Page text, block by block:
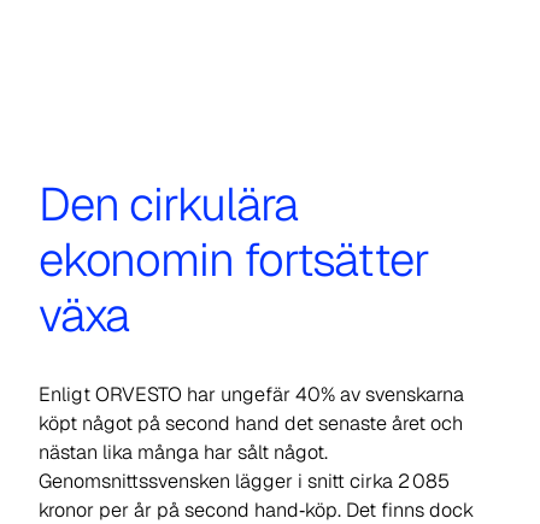
Den cirkulära
ekonomin fortsätter
växa
Enligt ORVESTO har ungefär 40% av svenskarna
köpt något på second hand det senaste året och
nästan lika många har sålt något.
Genomsnittssvensken lägger i snitt cirka 2 085
kronor per år på second hand‑köp. Det finns dock